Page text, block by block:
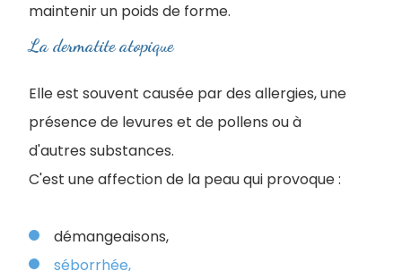
maintenir un poids de forme.
La dermatite atopique
Elle est souvent causée par des allergies, une
présence de levures et de pollens ou à
d'autres substances.
C'est une affection de la peau qui provoque :
démangeaisons,
séborrhée,